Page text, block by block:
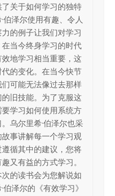
关于如何学习的独特
伯泽尔使用有趣、令人
的例子让我们对学习
当今终身学习的时代
地学习相当重要，这
的变化。在当今快节
可能无法像过去那样
旧技能。为了克服这
学习如何使用系统方
乌尔⾥希·伯泽尔也采
事讲解每一个学习观
循其中的建议，您将
又有益的方式学习。
的读书会为您解说如
伯泽尔的《有效学习》